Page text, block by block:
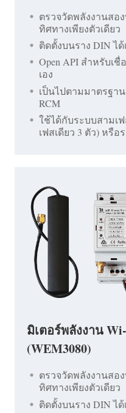
ตรวจวัดพลังงานสอ
ทิศทางเพียงตัวเดียว
ติดตั้งบนราง DIN ไ
Open API สำหรับเ
เอง
เป็นไปตามมาตรฐาน
RCM
ใช้ได้กับระบบสามเฟ
เฟสเดียว 3 ตัว) หรือ
มิเตอร์พลังงาน
(WEM3080)
ตรวจวัดพลังงานสอ
ทิศทางเพียงตัวเดียว
ติดตั้งบนราง DIN ไ